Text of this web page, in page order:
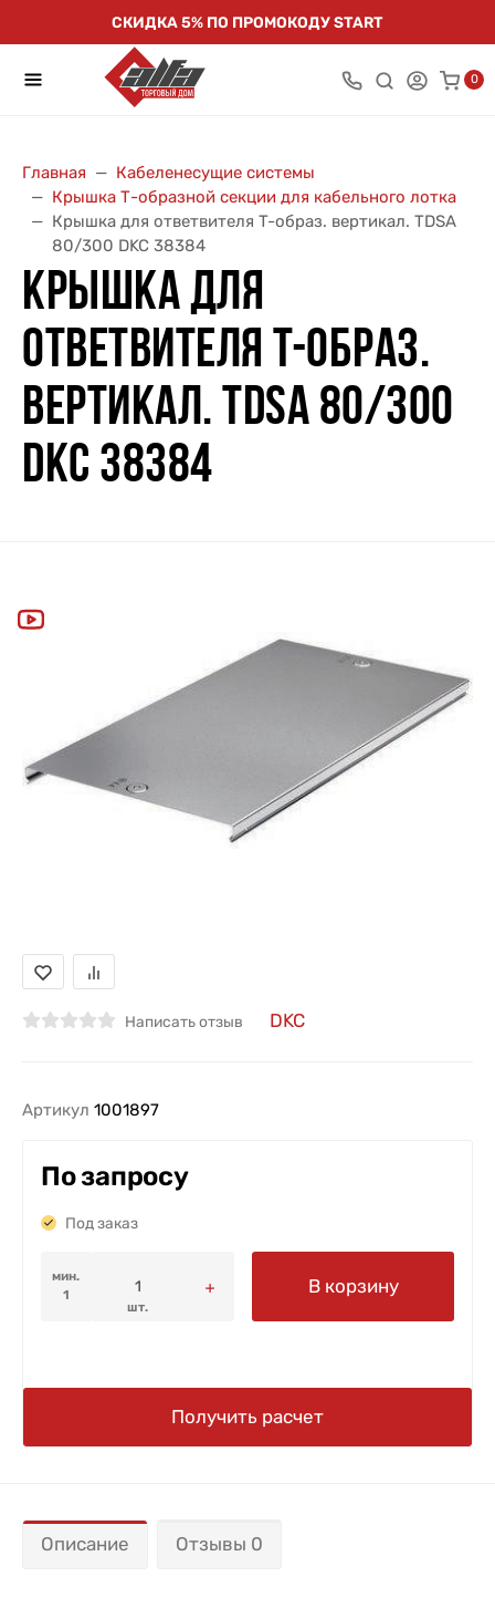
СКИДКА 5% ПО ПРОМОКОДУ START
0
Главная
Кабеленесущие системы
Крышка Т-образной секции для кабельного лотка
Крышка для ответвителя T-образ. вертикал. TDSA
80/300 DKC 38384
КРЫШКА ДЛЯ
ОТВЕТВИТЕЛЯ T-ОБРАЗ.
ВЕРТИКАЛ. TDSA 80/300
DKC 38384
Написать отзыв DKC
Артикул 1001897
По запросу
Под заказ
мин.
1
шт.
В корзину
Получить расчет
Описание Отзывы 0